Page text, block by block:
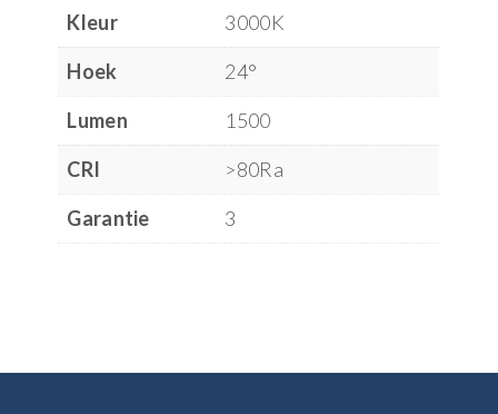
Kleur
3000K
Hoek
24°
Lumen
1500
CRI
>80Ra
Garantie
3